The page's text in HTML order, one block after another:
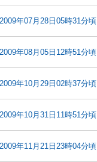
2009年07月28日05時31分頃
2009年08月05日12時51分頃
2009年10月29日02時37分頃
2009年10月31日11時51分頃
2009年11月21日23時04分頃